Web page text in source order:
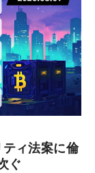
ティ法案に倫
ぐ